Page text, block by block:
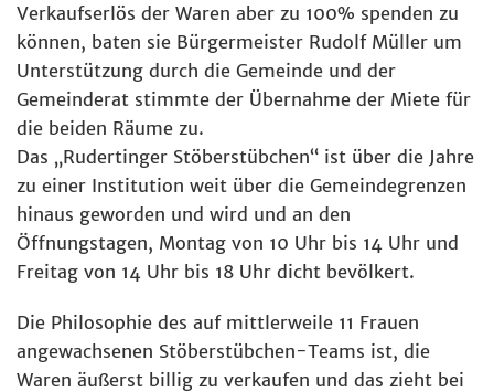
Verkaufserlös der Waren aber zu 100% spenden zu
können, baten sie Bürgermeister Rudolf Müller um
Unterstützung durch die Gemeinde und der
Gemeinderat stimmte der Übernahme der Miete für
die beiden Räume zu.
Das „Rudertinger Stöberstübchen“ ist über die Jahre
zu einer Institution weit über die Gemeindegrenzen
hinaus geworden und wird und an den
Öffnungstagen, Montag von 10 Uhr bis 14 Uhr und
Freitag von 14 Uhr bis 18 Uhr dicht bevölkert.
Die Philosophie des auf mittlerweile 11 Frauen
angewachsenen Stöberstübchen-Teams ist, die
Waren äußerst billig zu verkaufen und das zieht bei